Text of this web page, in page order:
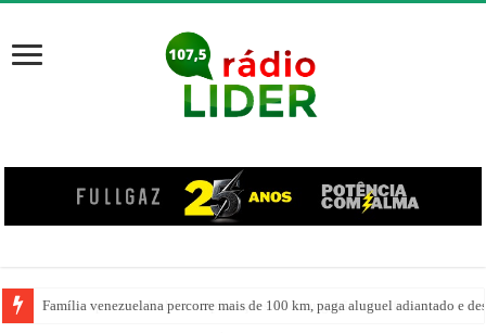
Família venezuelana percorre mais de 100 km, paga aluguel adiantado e